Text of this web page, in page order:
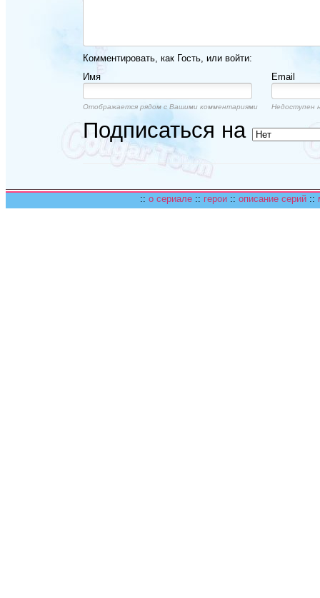
Комментировать, как Гость, или войти:
Имя
Email
Отображается рядом с Вашими комментариями Недоступен
Подписаться на
:: о сериале :: герои :: описание серий ::